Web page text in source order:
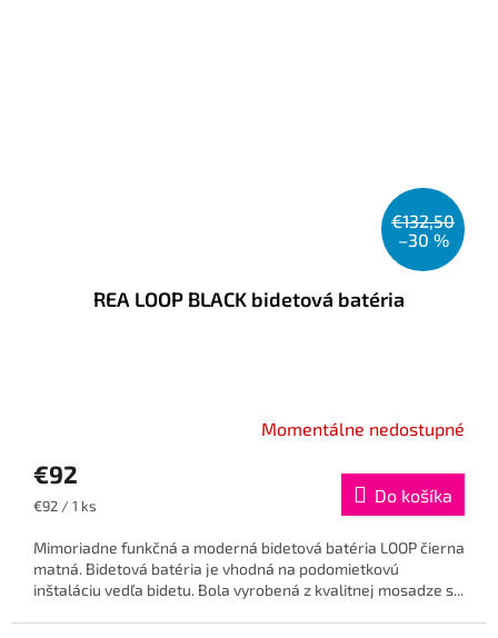
€132,50
–30 %
REA LOOP BLACK bidetová batéria
Momentálne nedostupné
€92
Jednotková
€92 / 1 ks Do košíka
Mimoriadne funkčná a moderná bidetová batéria LOOP čierna
matná. Bidetová batéria je vhodná na podomietkovú
inštaláciu vedľa bidetu. Bola vyrobená z kvalitnej mosadze s...